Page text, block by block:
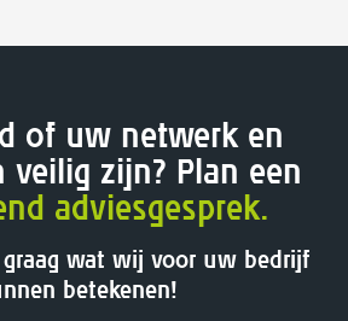
of uw netwerk en
veilig zijn? Plan een
adviesgesprek.
wat wij voor uw bedrijf
betekenen!